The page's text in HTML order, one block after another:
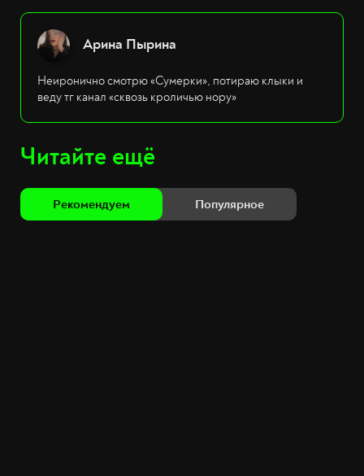
Арина Пырина
Неиронично смотрю «Сумерки», потираю клыки и
веду тг канал «сквозь кроличью нору»
Читайте ещё
Рекомендуем Популярное